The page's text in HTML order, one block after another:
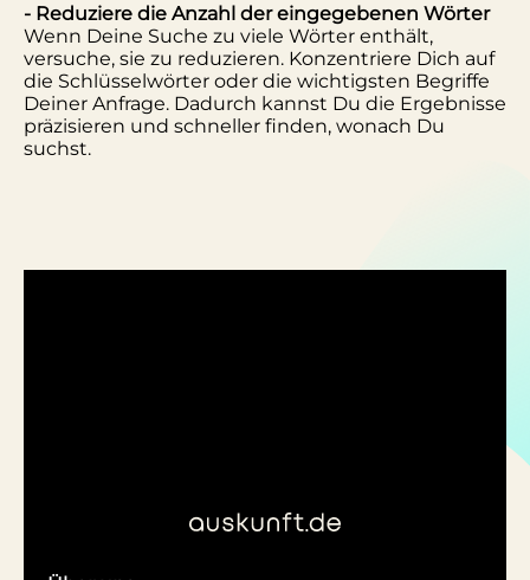
- Reduziere die Anzahl der eingegebenen Wörter
Wenn Deine Suche zu viele Wörter enthält,
versuche, sie zu reduzieren. Konzentriere Dich auf
die Schlüsselwörter oder die wichtigsten Begriffe
Deiner Anfrage. Dadurch kannst Du die Ergebnisse
präzisieren und schneller finden, wonach Du
suchst.